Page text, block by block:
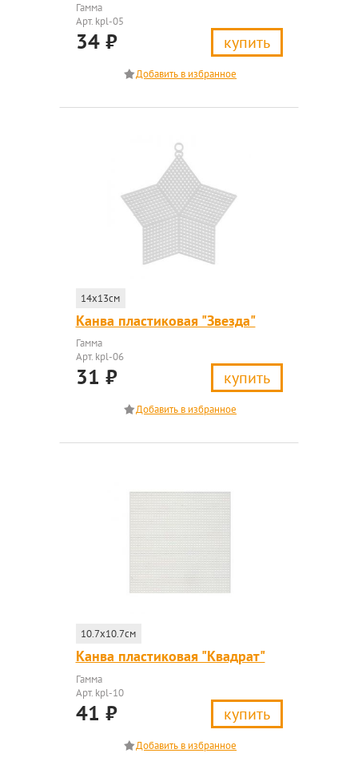
Гамма
Арт. kpl-05
34 ₽ купить
14x13см
Канва пластиковая "Звезда"
Гамма
Арт. kpl-06
31 ₽ купить
10.7x10.7см
Канва пластиковая "Квадрат"
Гамма
Арт. kpl-10
41 ₽ купить